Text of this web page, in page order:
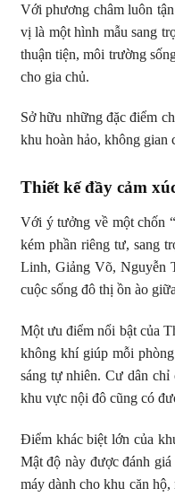
Với phương châm luôn
vị là một hình mẫu sang
thuận tiện, môi trường
cho gia chủ.
Sở hữu những đặc điểm
khu hoàn hảo, không
Thiết kế đầy cảm
Với ý tưởng về một chốn
kém phần riêng tư, sang
Linh, Giảng Võ, Nguyễn
cuộc sống đô thị ồn ào
Một ưu điểm nổi bật của
không khí giúp mỗi
sáng tự nhiên. Cư dân
khu vực nội đô cũng có
Điểm khác biệt lớn của
Mật độ này được đánh
máy dành cho khu căn